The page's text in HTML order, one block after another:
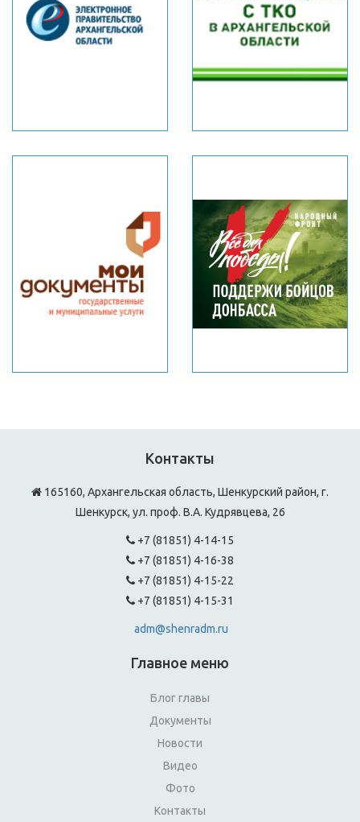
Контакты
165160, Архангельская область, Шенкурский район, г.
Шенкурск, ул. проф. В.А. Кудрявцева, 26
+7 (81851) 4-14-15
+7 (81851) 4-16-38
+7 (81851) 4-15-22
+7 (81851) 4-15-31
adm@shenradm.ru
Главное меню
Блог главы
Документы
Новости
Видео
Фото
Контакты